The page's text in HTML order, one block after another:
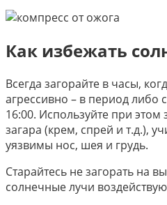
Как избежать
Всегда загорайте в часы,
агрессивно – в период либо
16:00. Используйте при этом
загара (крем, спрей и т.д.),
уязвимы нос, шея и грудь.
Старайтесь не загорать на
солнечные лучи